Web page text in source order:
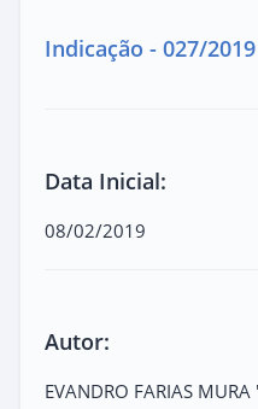
Indicação - 027/2019
Data Inicial:
08/02/2019
Autor:
EVANDRO FARIAS